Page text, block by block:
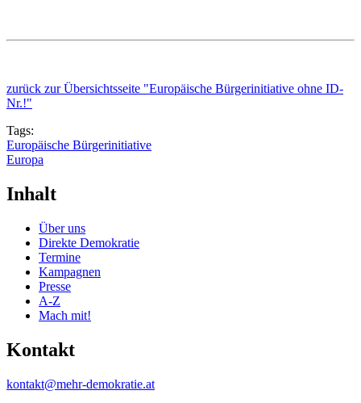
zurück zur Übersichtsseite "Europäische Bürgerinitiative ohne ID-
Nr.!"
Tags:
Europäische Bürgerinitiative
Europa
Inhalt
Über uns
Direkte Demokratie
Termine
Kampagnen
Presse
A-Z
Mach mit!
Kontakt
kontakt@mehr-demokratie.at